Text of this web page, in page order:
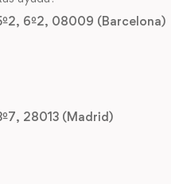
6º2, 08009 (Barcelona)
28013 (Madrid)